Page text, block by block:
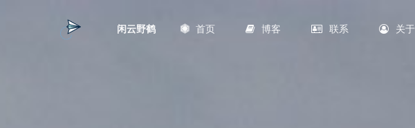
闲云野鹤 首页 博客 联系 关于